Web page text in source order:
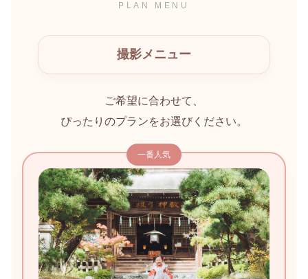
PLAN MENU
撮影メニュー
ご希望に合わせて、
ぴったりのプランをお選びください。
一番人気